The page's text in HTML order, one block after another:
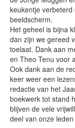
...
keukentje
beeldscherm.
Het geheel is bijna
dan zijn we gereed
toelaat. Dank aan
en Theo Tenu voor
Ook dank aan de
keer weer een
redactie van het
boekwerk tot stand
blijven de vele
deel van onze